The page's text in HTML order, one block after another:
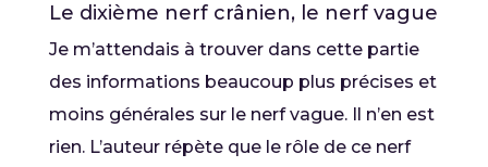
Le dixième nerf crânien, le nerf vague
Je m’attendais à trouver dans cette partie
des informations beaucoup plus précises et
moins générales sur le nerf vague. Il n’en est
rien. L’auteur répète que le rôle de ce nerf